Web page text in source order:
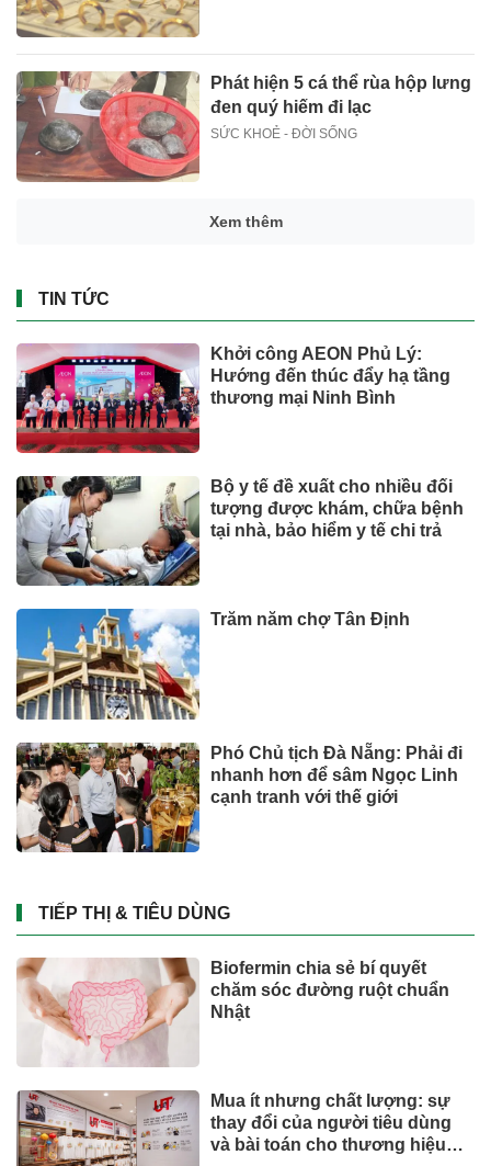
Phát hiện 5 cá thể rùa hộp lưng
đen quý hiếm đi lạc
SỨC KHOẺ - ĐỜI SỐNG
Xem thêm
TIN TỨC
Khởi công AEON Phủ Lý:
Hướng đến thúc đẩy hạ tầng
thương mại Ninh Bình
Bộ y tế đề xuất cho nhiều đối
tượng được khám, chữa bệnh
tại nhà, bảo hiểm y tế chi trả
Trăm năm chợ Tân Định
Phó Chủ tịch Đà Nẵng: Phải đi
nhanh hơn để sâm Ngọc Linh
cạnh tranh với thế giới
TIẾP THỊ & TIÊU DÙNG
Biofermin chia sẻ bí quyết
chăm sóc đường ruột chuẩn
Nhật
Mua ít nhưng chất lượng: sự
thay đổi của người tiêu dùng
và bài toán cho thương hiệu